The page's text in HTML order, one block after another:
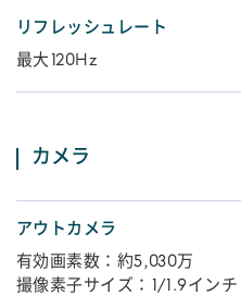
リフレッシュレート
最大120Hz
カメラ
アウトカメラ
有効画素数：約5,030万
撮像素子サイズ：1/1.9インチ